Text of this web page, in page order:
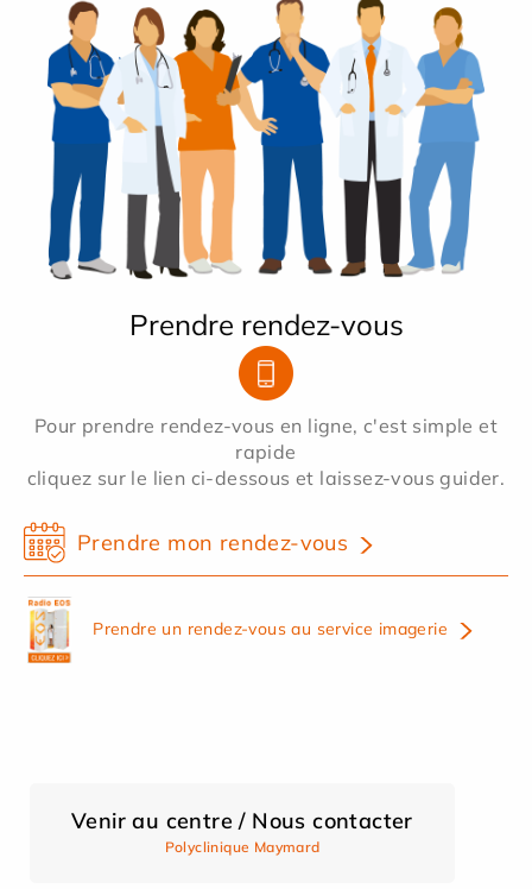
Prendre rendez-vous
Pour prendre rendez-vous en ligne, c'est simple et
rapide
cliquez sur le lien ci-dessous et laissez-vous guider.
Prendre mon rendez-vous
Prendre un rendez-vous au service imagerie
Venir au centre / Nous contacter
Polyclinique Maymard